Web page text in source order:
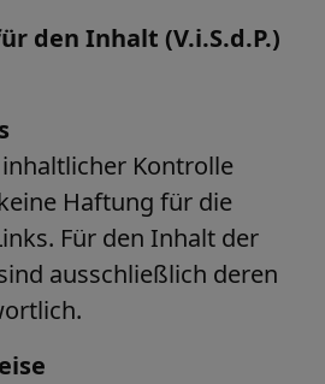
den Inhalt (V.i.S.d.P.)
Kontrolle
Haftung für die
Für den Inhalt der
ausschließlich deren